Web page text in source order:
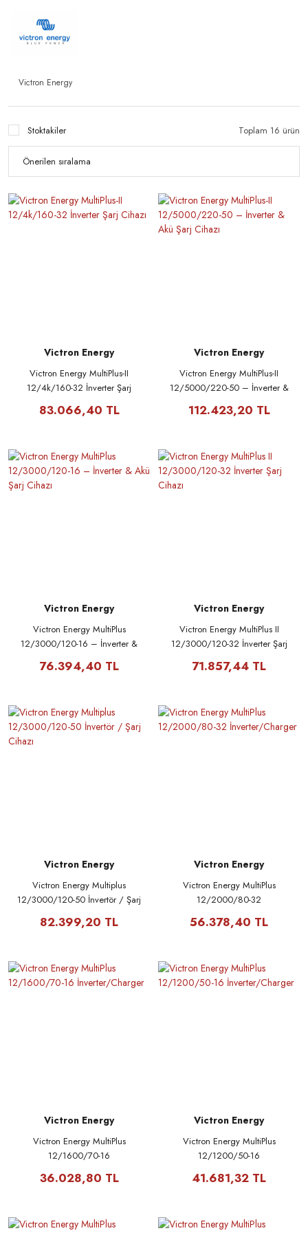
Victron Energy
Stoktakiler Toplam 16 ürün
Victron Energy
Victron Energy MultiPlus-II
12/4k/160-32 İnverter Şarj
83.066,40 TL
Victron Energy
Victron Energy MultiPlus-II
12/5000/220-50 – İnverter &
112.423,20 TL
Victron Energy
Victron Energy MultiPlus
12/3000/120-16 – İnverter &
76.394,40 TL
Victron Energy
Victron Energy MultiPlus II
12/3000/120-32 İnverter Şarj
71.857,44 TL
Victron Energy
Victron Energy Multiplus
12/3000/120-50 İnvertör / Şarj
82.399,20 TL
Victron Energy
Victron Energy MultiPlus
12/2000/80-32
56.378,40 TL
Victron Energy
Victron Energy MultiPlus
12/1600/70-16
36.028,80 TL
Victron Energy
Victron Energy MultiPlus
12/1200/50-16
41.681,32 TL
Şarj Regülatörleri
Şarap Dolabı